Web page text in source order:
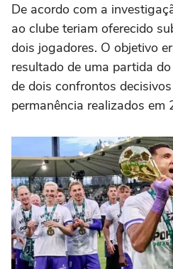
De acordo com a
ao clube teriam oferecido
dois jogadores. O objetivo
resultado de uma partida
de dois confrontos
permanência realizados em